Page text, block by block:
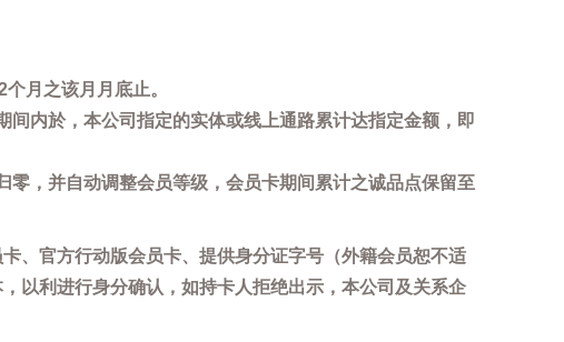
月之该月月底止。
内於，本公司指定的实体或线上通路累计达指定金额，即
，并自动调整会员等级，会员卡期间累计之诚品点保留至
、官方行动版会员卡、提供身分证字号（外籍会员恕不适
以利进行身分确认，如持卡人拒绝出示，本公司及关系企